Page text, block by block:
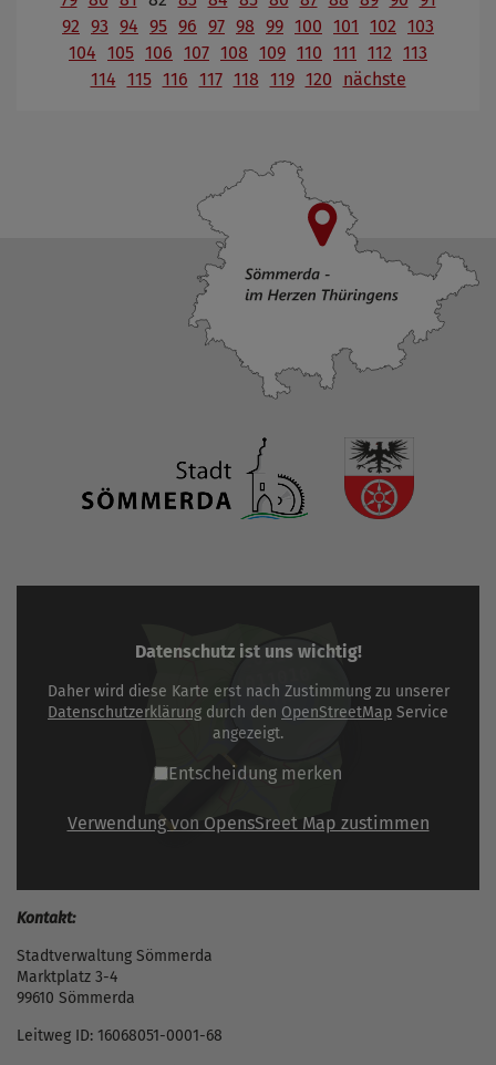
92 93 94 95 96 97 98 99 100 101 102 103
104 105 106 107 108 109 110 111 112 113
114 115 116 117 118 119 120 nächste
Datenschutz ist uns wichtig!
Daher wird diese Karte erst nach Zustimmung zu unserer
Datenschutzerklärung durch den OpenStreetMap Service
angezeigt.
Entscheidung merken
Verwendung von OpensSreet Map zustimmen
Kontakt:
Stadtverwaltung Sömmerda
Marktplatz 3-4
99610 Sömmerda
Leitweg ID: 16068051-0001-68